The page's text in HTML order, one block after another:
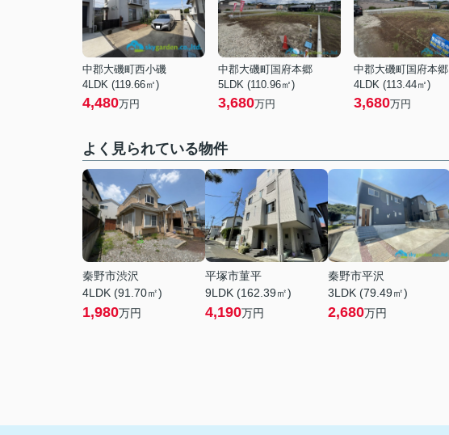
中郡大磯町西小磯
4LDK (119.66㎡)
4,480万円
中郡大磯町国府本郷
5LDK (110.96㎡)
3,680万円
中郡大磯町国府本郷
4LDK (113.44㎡)
3,680万円
よく見られている物件
秦野市渋沢
4LDK (91.70㎡)
1,980万円
平塚市菫平
9LDK (162.39㎡)
4,190万円
秦野市平沢
3LDK (79.49㎡)
2,680万円